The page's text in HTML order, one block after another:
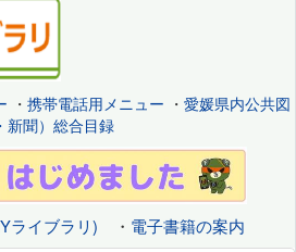
・ 携帯電話用メニュー ・ 愛媛県内公共図
新聞）総合目録
ライブラリ) ・ 電子書籍の案内